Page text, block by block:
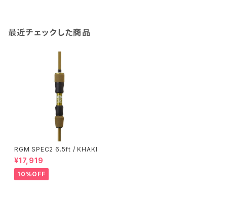
最近チェックした商品
RGM SPEC2 6.5ft / KHAKI
¥17,919
10%OFF